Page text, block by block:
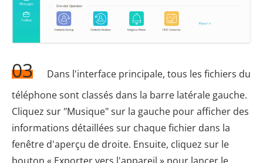
03
Dans l'interface principale, tous les fichiers du
téléphone sont classés dans la barre latérale gauche.
Cliquez sur "Musique" sur la gauche pour afficher des
informations détaillées sur chaque fichier dans la
fenêtre d'aperçu de droite. Ensuite, cliquez sur le